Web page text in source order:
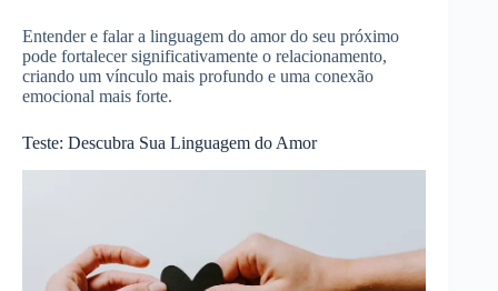
Entender e falar a linguagem do amor do seu próximo
pode fortalecer significativamente o relacionamento,
criando um vínculo mais profundo e uma conexão
emocional mais forte.
Teste: Descubra Sua Linguagem do Amor